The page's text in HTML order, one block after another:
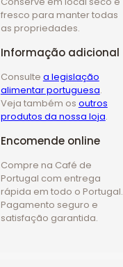
fresco para manter todas
as propriedades.
Informação adicional
Consulte a legislação
alimentar portuguesa.
Veja também os outros
produtos da nossa loja.
Encomende online
Compre na Café de
Portugal com entrega
rápida em todo o Portugal.
Pagamento seguro e
satisfação garantida.